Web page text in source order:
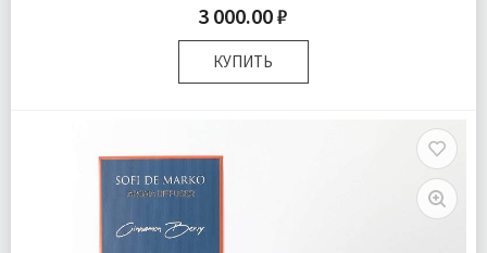
3 000.00 ₽
КУПИТЬ
Флакон 1 шт Палочки 6 шт
Подробнее